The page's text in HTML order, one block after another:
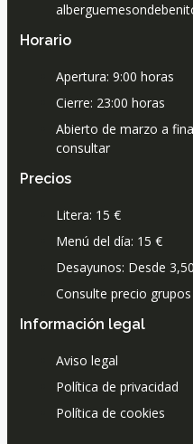
Horario
Apertura: 9:00 horas
Cierre: 23:00 horas
Abierto de marzo a
consultar
Precios
Litera: 15 €
Menú del día: 15 €
Desayunos: Desde
Consulte precio grupos
Información legal
Aviso legal
Política de privacidad
Política de cookies